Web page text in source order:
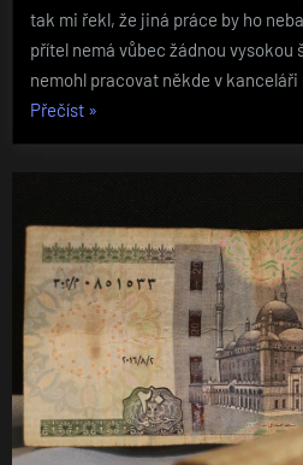
tak mi řekl, že jiná práce by ho
přítel nemá vůbec žádnou vysokou
nemohl pracovat někde v
Přečíst„Pevné
»